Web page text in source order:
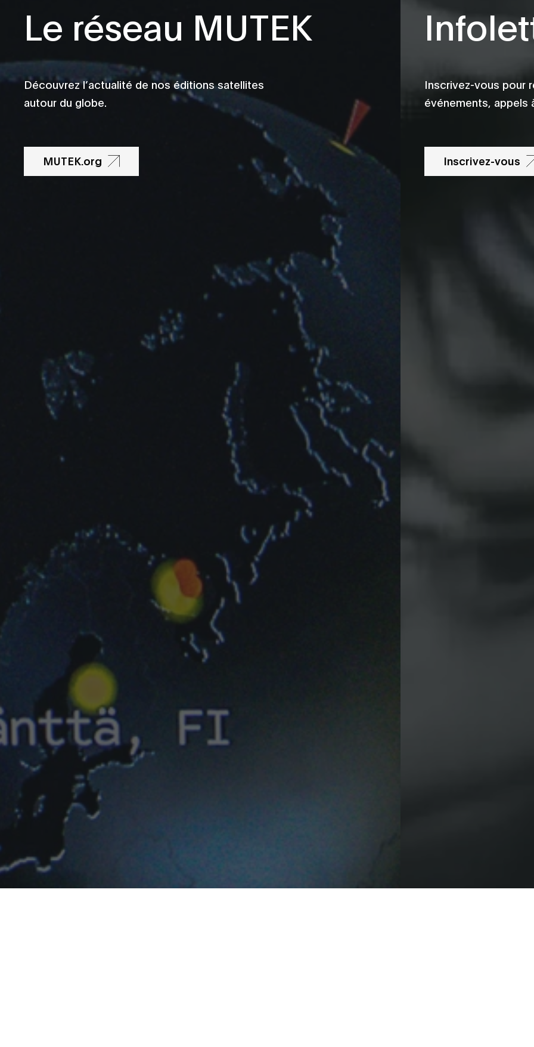
Le réseau MUTEK
Découvrez l’actualité de nos éditions satellites
autour du globe.
MUTEK.org
Inscrivez-vous pour
événements,
Inscrivez-vous